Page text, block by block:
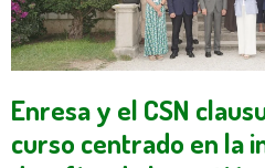
Enresa y el CSN
curso centrado en la